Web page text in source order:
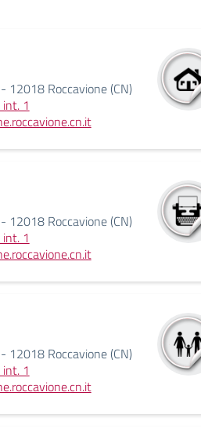
12018 Roccavione (CN)
1
12018 Roccavione (CN)
1
12018 Roccavione (CN)
1